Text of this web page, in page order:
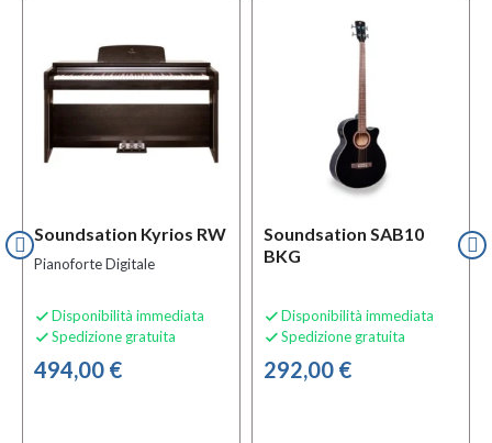
Soundsation Kyrios RW
Pianoforte Digitale
 Disponibilità immediata
 Spedizione gratuita
494,00 €
Soundsation SAB10
BKG
 Disponibilità immediata
 Spedizione gratuita
292,00 €